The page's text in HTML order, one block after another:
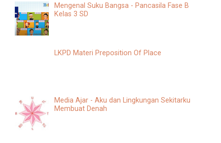
Mengenal Suku Bangsa - Pancasila Fase B
Kelas 3 SD
LKPD Materi Preposition Of Place
Media Ajar - Aku dan Lingkungan Sekitarku
Membuat Denah